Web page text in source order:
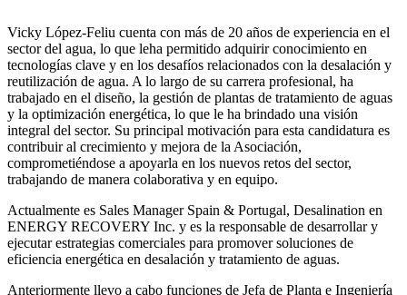
Vicky López-Feliu cuenta con más de 20 años de experiencia en el
sector del agua, lo que leha permitido adquirir conocimiento en
tecnologías clave y en los desafíos relacionados con la desalación y
reutilización de agua. A lo largo de su carrera profesional, ha
trabajado en el diseño, la gestión de plantas de tratamiento de aguas
y la optimización energética, lo que le ha brindado una visión
integral del sector. Su principal motivación para esta candidatura es
contribuir al crecimiento y mejora de la Asociación,
comprometiéndose a apoyarla en los nuevos retos del sector,
trabajando de manera colaborativa y en equipo.
Actualmente es Sales Manager Spain & Portugal, Desalination en
ENERGY RECOVERY Inc. y es la responsable de desarrollar y
ejecutar estrategias comerciales para promover soluciones de
eficiencia energética en desalación y tratamiento de aguas.
Anteriormente llevo a cabo funciones de Jefa de Planta e Ingeniería